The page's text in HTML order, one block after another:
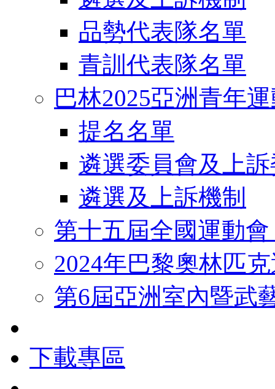
品勢代表隊名單
青訓代表隊名單
巴林2025亞洲青年
提名名單
遴選委員會及上
遴選及上訴機制
第十五屆全國運動
2024年巴黎奧林匹
第6屆亞洲室內暨武
下載專區